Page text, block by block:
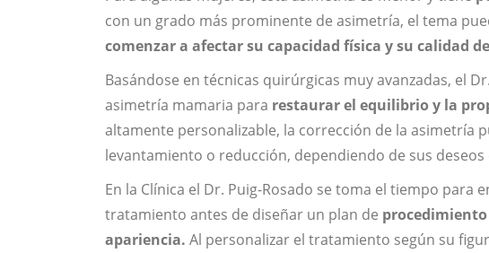
con un grado más prominente de asimetría, el tema
comenzar a afectar su capacidad física y su calidad
Basándose en técnicas quirúrgicas muy avanzadas, el
asimetría mamaria para restaurar el equilibrio y la
altamente personalizable, la corrección de la asimetría
levantamiento o reducción, dependiendo de sus deseos
En la Clínica el Dr. Puig-Rosado se toma el tiempo para
tratamiento antes de diseñar un plan de procedimiento
apariencia. Al personalizar el tratamiento según su